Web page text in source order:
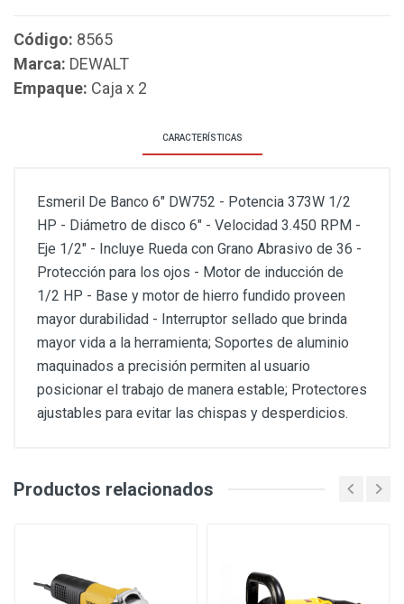
Código: 8565
Marca: DEWALT
Empaque: Caja x 2
CARACTERÍSTICAS
Esmeril De Banco 6" DW752 - Potencia 373W 1/2
HP - Diámetro de disco 6" - Velocidad 3.450 RPM -
Eje 1/2" - Incluye Rueda con Grano Abrasivo de 36 -
Protección para los ojos - Motor de inducción de
1/2 HP - Base y motor de hierro fundido proveen
mayor durabilidad - Interruptor sellado que brinda
mayor vida a la herramienta; Soportes de aluminio
maquinados a precisión permiten al usuario
posicionar el trabajo de manera estable; Protectores
ajustables para evitar las chispas y desperdicios.
Productos relacionados